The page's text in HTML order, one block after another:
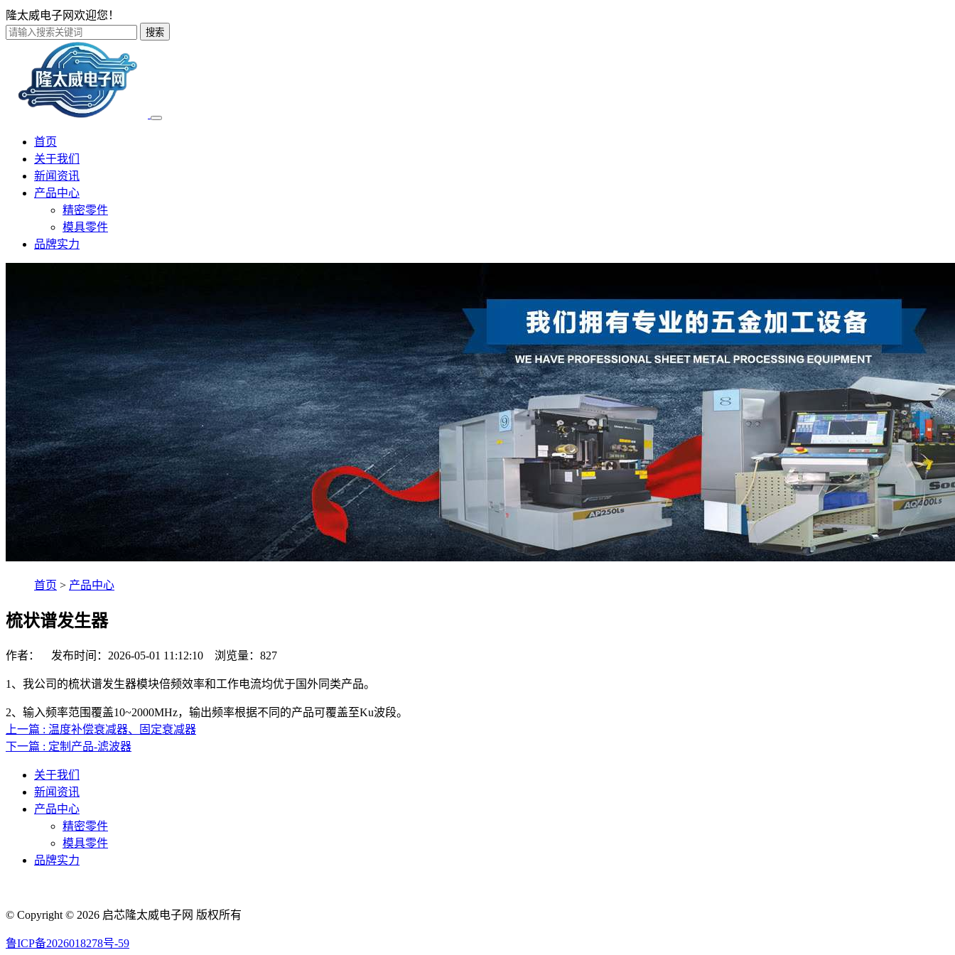
隆太威电子网欢迎您！
搜索
首页
关于我们
新闻资讯
产品中心
精密零件
模具零件
品牌实力
首页 > 产品中心
梳状谱发生器
作者： 发布时间：2026-05-01 11:12:10 浏览量： 827
1、我公司的梳状谱发生器模块倍频效率和工作电流均优于国外同类产品。
2、输入频率范围覆盖10~2000MHz，输出频率根据不同的产品可覆盖至Ku波段。
上一篇 : 温度补偿衰减器、固定衰减器
下一篇 : 定制产品-滤波器
关于我们
新闻资讯
产品中心
精密零件
模具零件
品牌实力
© Copyright © 2026 启芯隆太威电子网 版权所有
鲁ICP备2026018278号-59